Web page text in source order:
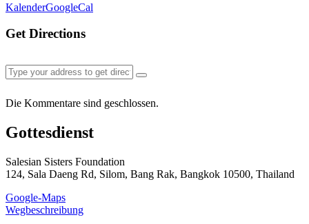
KalenderGoogleCal
Get Directions
Die Kommentare sind geschlossen.
Gottesdienst
Salesian Sisters Foundation
124, Sala Daeng Rd, Silom, Bang Rak, Bangkok 10500, Thailand
Google-Maps
Wegbeschreibung